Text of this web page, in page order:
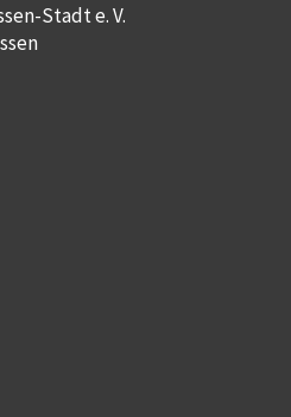
Stadt e. V.